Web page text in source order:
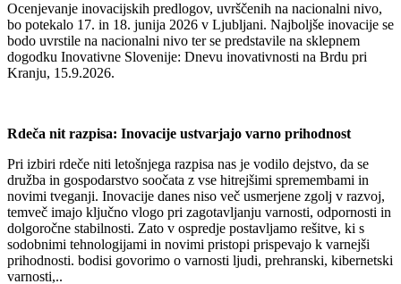
Ocenjevanje inovacijskih predlogov, uvrščenih na nacionalni nivo,
bo potekalo 17. in 18. junija 2026 v Ljubljani. Najboljše inovacije se
bodo uvrstile na nacionalni nivo ter se predstavile na sklepnem
dogodku Inovativne Slovenije: Dnevu inovativnosti na Brdu pri
Kranju, 15.9.2026.
Rdeča nit razpisa: Inovacije ustvarjajo varno prihodnost
Pri izbiri rdeče niti letošnjega razpisa nas je vodilo dejstvo, da se
družba in gospodarstvo soočata z vse hitrejšimi spremembami in
novimi tveganji. Inovacije danes niso več usmerjene zgolj v razvoj,
temveč imajo ključno vlogo pri zagotavljanju varnosti, odpornosti in
dolgoročne stabilnosti. Zato v ospredje postavljamo rešitve, ki s
sodobnimi tehnologijami in novimi pristopi prispevajo k varnejši
prihodnosti. bodisi govorimo o varnosti ljudi, prehranski, kibernetski
varnosti,..